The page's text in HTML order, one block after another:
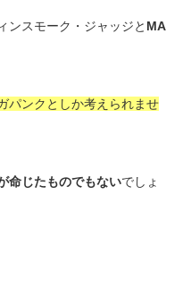
ンスモーク・ジャッジと MA
パンクとしか考えられませ
命じたものでもないでしょ